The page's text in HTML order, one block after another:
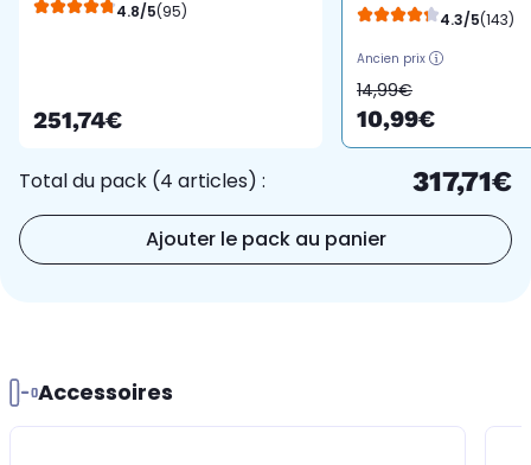
4.8/5(95)
251,74€
10000 MAH USBC NOIR
14 13 12 Pro Max
Samsung iPad Pro
4.3/5(143)
Ancien prix
14,99€
10,99€
Total du pack (4 articles) : 317,71€
Ajouter le pack au panier
Accessoires